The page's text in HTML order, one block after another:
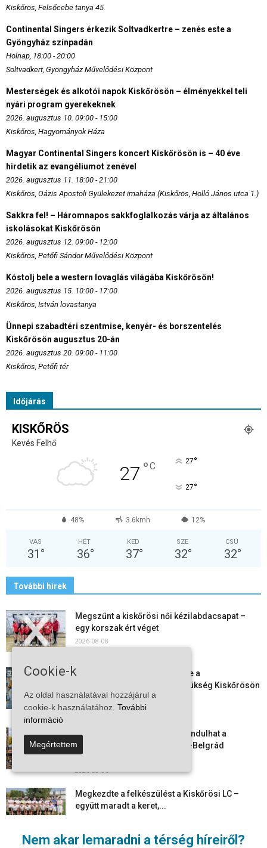
Nem akar lemaradni a térség híreiről?
Kiskőrös, Felsőcebe tanya 45.
Continental Singers érkezik Soltvadkertre – zenés este a
Gyöngyház színpadán
Holnap, 18:00 - 20:00
Soltvadkert, Gyöngyház Művelődési Központ
Mesterségek és alkotói napok Kiskőrösön – élményekkel teli
nyári program gyerekeknek
2026. augusztus 10. 09:00 - 15:00
Kiskőrös, Hagyományok Háza
Magyar Continental Singers koncert Kiskőrösön is – 40 éve
hirdetik az evangéliumot zenével
2026. augusztus 11. 18:00 - 21:00
Kiskőrös, Oázis Apostoli Gyülekezet imaháza (Kiskőrös, Holló János utca 1.)
Sakkra fel! – Háromnapos sakkfoglalkozás várja az általános
iskolásokat Kiskőrösön
2026. augusztus 12. 09:00 - 12:00
Kiskőrös, Petőfi Sándor Művelődési Központ
Kóstolj bele a western lovaglás világába Kiskőrösön!
2026. augusztus 15. 10:00 - 17:00
Kiskőrös, István lovastanya
Ünnepi szabadtéri szentmise, kenyér- és borszentelés
Kiskőrösön augusztus 20-án
2026. augusztus 20. 09:00 - 11:00
Kiskőrös, Petőfi tér
Időjárás
KISKŐRÖS
Kevés Felhő
27 °C 27°
27°
48% 3.6kmh 12%
VAS
31 °
HÉT
36°
KED
37°
SZE
32°
CSÜ
32°
További hírek
Megszűnt a kiskőrösi női kézilabdacsapat –
egy korszak ért véget
2026-08-08
Aktuális állásajánlatok: ezekre a
munkavállalókra van most szükség Kiskőrösön
és a...
2026-08-07
Vitézy Dávid: már ősszel újraindulhat a
személyszállítás a Budapest–Belgrád
vasútvonalon
2026-08-06
Megkezdte a felkészülést a Kiskőrösi LC –
együtt maradt a keret,...
Cookie-k
Az oldal használatával hozzájárul a
cookie-k használatához. További
információ
Megértettem